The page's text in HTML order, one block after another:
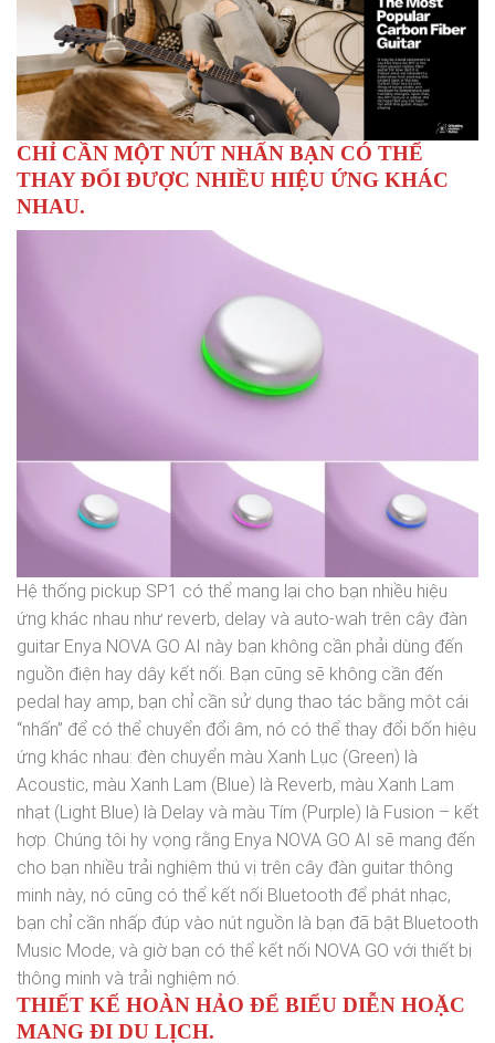
CHỈ CẦN MỘT NÚT NHẤN BẠN CÓ THỂ
THAY ĐỔI ĐƯỢC NHIỀU HIỆU ỨNG KHÁC
NHAU.
Hệ thống pickup SP1 có thể mang lại cho bạn nhiều hiệu
ứng khác nhau như reverb, delay và auto-wah trên cây đàn
guitar Enya NOVA GO AI này bạn không cần phải dùng đến
nguồn điện hay dây kết nối. Bạn cũng sẽ không cần đến
pedal hay amp, bạn chỉ cần sử dụng thao tác bằng một cái
“nhấn” để có thể chuyển đổi âm, nó có thể thay đổi bốn hiệu
ứng khác nhau: đèn chuyển màu Xanh Lục (Green) là
Acoustic, màu Xanh Lam (Blue) là Reverb, màu Xanh Lam
nhạt (Light Blue) là Delay và màu Tím (Purple) là Fusion – kết
hợp. Chúng tôi hy vọng rằng Enya NOVA GO AI sẽ mang đến
cho bạn nhiều trải nghiệm thú vị trên cây đàn guitar thông
minh này, nó cũng có thể kết nối Bluetooth để phát nhạc,
bạn chỉ cần nhấp đúp vào nút nguồn là bạn đã bật Bluetooth
Music Mode, và giờ bạn có thể kết nối NOVA GO với thiết bị
thông minh và trải nghiệm nó.
THIẾT KẾ HOÀN HẢO ĐỂ BIỂU DIỄN HOẶC
MANG ĐI DU LỊCH.